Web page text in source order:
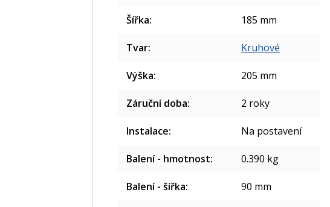
Šířka: 185 mm
Tvar: Kruhové
Výška: 205 mm
Záruční doba: 2 roky
Instalace: Na postavení
Balení - hmotnost: 0.390 kg
Balení - šířka: 90 mm